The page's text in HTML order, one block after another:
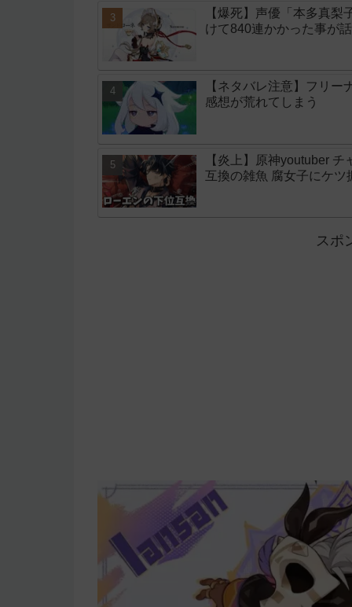
【爆死】声優「本多真
けて840連かかった事が
【ネタバレ注意】フリ
感想が荒れてしまう
【炎上】原神youtuber
互換の雑魚 腐女子にケ
スポ